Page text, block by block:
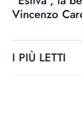
Vincenzo
I PIÙ LETTI